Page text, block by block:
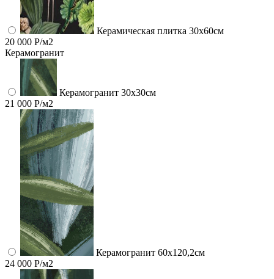
Керамическая плитка 30x60см
20 000 Р/м2
Керамогранит
Керамогранит 30х30см
21 000 Р/м2
Керамогранит 60x120,2см
24 000 Р/м2